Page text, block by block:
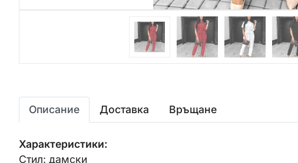
Описание Доставка Връщане
Характеристики:
Стил: дамски